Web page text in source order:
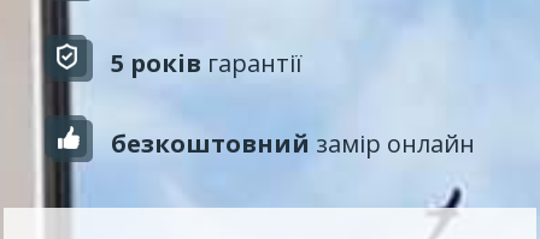
5 років гарантії
безкоштовний замір онлайн